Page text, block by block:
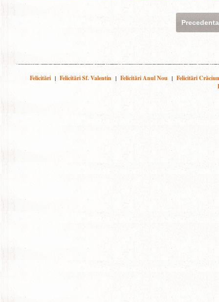
Precedenta
Felicitări | Felicitări Sf. Valentin | Felicitări Anul Nou | Felicitări